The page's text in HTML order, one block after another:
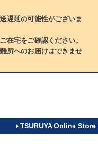
遅延の可能性がございま
在宅をご確認ください。
所へのお届けはできませ
TSURUYA Online Store